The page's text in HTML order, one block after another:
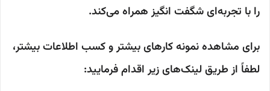
را با تجربه‌ای شگفت انگیز همراه می‌کند.
برای مشاهده نمونه کارهای بیشتر و کسب اطلاعات بیشتر،
لطفاً از طریق لینک‌های زیر اقدام فرمایید: